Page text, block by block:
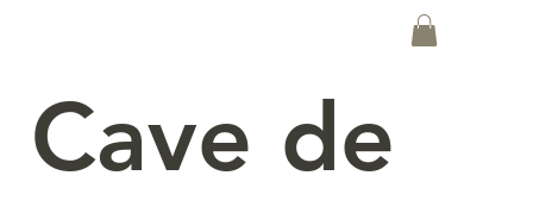
Cave de